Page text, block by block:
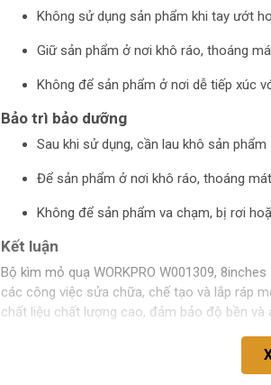
Không sử dụng sản phẩm khi tay ướt
Giữ sản phẩm ở nơi khô ráo, thoáng
Không để sản phẩm ở nơi dễ tiếp xúc
Bảo trì bảo dưỡng
Sau khi sử dụng, cần lau khô sản phẩm
Để sản phẩm ở nơi khô ráo, thoáng mát
Không để sản phẩm va chạm, bị rơi
Kết luận
Bộ kìm mỏ quạ WORKPRO W001309,
các công việc sửa chữa, chế tạo và lắp ráp
chất liệu chất lượng cao, đảm bảo độ bền và